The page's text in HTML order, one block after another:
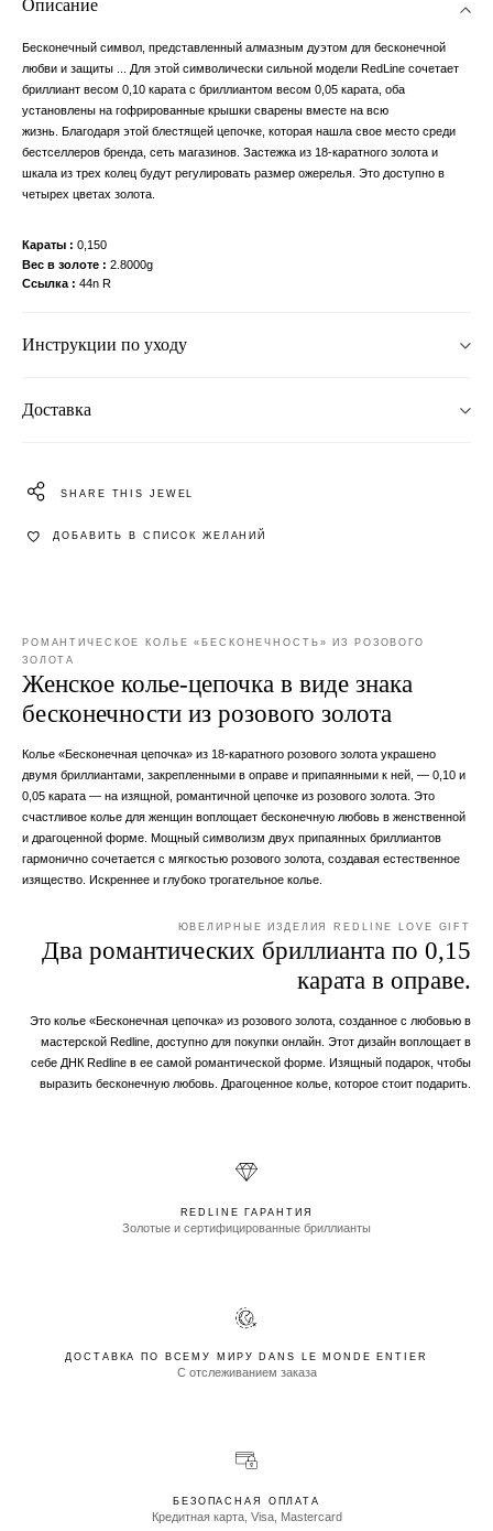
Описание
Бесконечный символ, представленный алмазным дуэтом для бесконечной
любви и защиты ... Для этой символически сильной модели RedLine сочетает
бриллиант весом 0,10 карата с бриллиантом весом 0,05 карата, оба
установлены на гофрированные крышки сварены вместе на всю
жизнь. Благодаря этой блестящей цепочке, которая нашла свое место среди
бестселлеров бренда, сеть магазинов. Застежка из 18-каратного золота и
шкала из трех колец будут регулировать размер ожерелья. Это доступно в
четырех цветах золота.
Караты
0,150
Вес в золоте
2.8000g
Ссылка
44n R
Инструкции по уходу
Доставка
SHARE THIS JEWEL
ДОБАВИТЬ В СПИСОК ЖЕЛАНИЙ
РОМАНТИЧЕСКОЕ КОЛЬЕ «БЕСКОНЕЧНОСТЬ» ИЗ РОЗОВОГО
ЗОЛОТА
Женское колье-цепочка в виде знака
бесконечности из розового золота
Колье «Бесконечная цепочка» из 18-каратного розового золота украшено
двумя бриллиантами, закрепленными в оправе и припаянными к ней, — 0,10 и
0,05 карата — на изящной, романтичной цепочке из розового золота. Это
счастливое колье для женщин воплощает бесконечную любовь в женственной
и драгоценной форме. Мощный символизм двух припаянных бриллиантов
гармонично сочетается с мягкостью розового золота, создавая естественное
изящество. Искреннее и глубоко трогательное колье.
ЮВЕЛИРНЫЕ ИЗДЕЛИЯ REDLINE LOVE GIFT
Два романтических бриллианта по 0,15
карата в оправе.
Это колье «Бесконечная цепочка» из розового золота, созданное с любовью в
мастерской Redline, доступно для покупки онлайн. Этот дизайн воплощает в
себе ДНК Redline в ее самой романтической форме. Изящный подарок, чтобы
выразить бесконечную любовь. Драгоценное колье, которое стоит подарить.
REDLINE ГАРАНТИЯ
Золотые и сертифицированные бриллианты
ДОСТАВКА ПО ВСЕМУ МИРУ DANS LE MONDE ENTIER
С отслеживанием заказа
БЕЗОПАСНАЯ ОПЛАТА
Кредитная карта, Visa, Mastercard